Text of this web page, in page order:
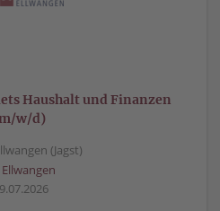
Haushalt und Finanzen
w/d)
(Jagst)